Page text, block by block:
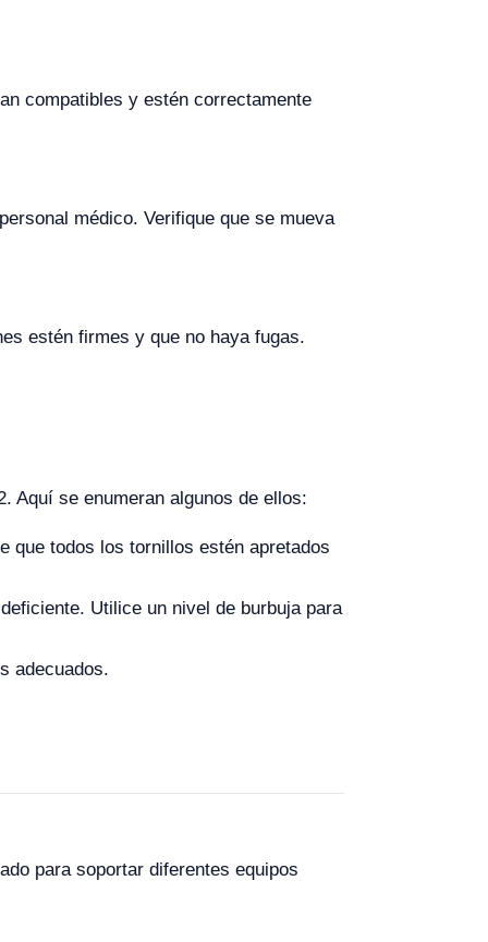
compatibles y estén correctamente
médico. Verifique que se mueva
estén firmes y que no haya fugas.
Aquí se enumeran algunos de ellos:
que todos los tornillos estén apretados
Utilice un nivel de burbuja para
adecuados.
para soportar diferentes equipos